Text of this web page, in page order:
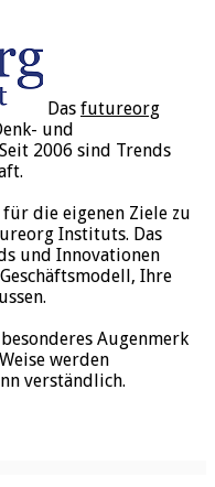
Das futureorg
und
2006 sind Trends
die eigenen Ziele zu
Instituts. Das
und Innovationen
Ihre
Augenmerk
werden
verständlich.